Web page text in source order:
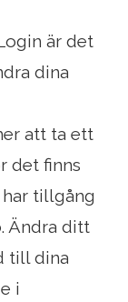
är det
dina
att ta ett
det finns
tillgång
Ändra ditt
till dina
i